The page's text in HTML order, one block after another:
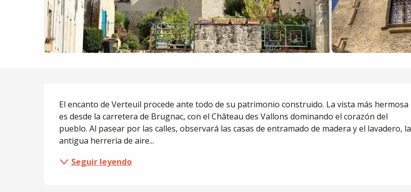
Descripción
El encanto de Verteuil procede ante todo de su patrimonio construido. La vista más hermosa
es desde la carretera de Brugnac, con el Château des Vallons dominando el corazón del
pueblo. Al pasear por las calles, observará las casas de entramado de madera y el lavadero, la
antigua herrería de aire...
Seguir leyendo